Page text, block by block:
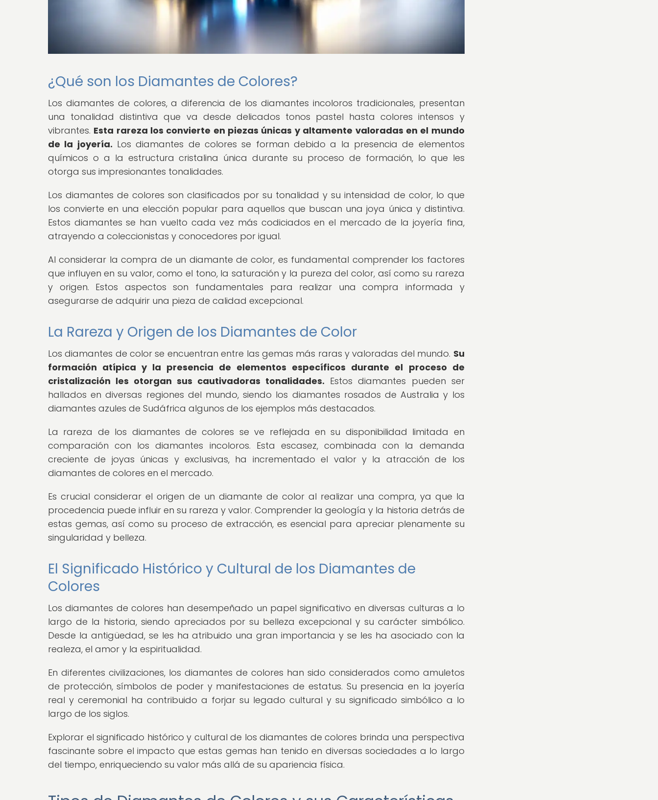
¿Qué son los Diamantes de Colores?
Los diamantes de colores, a diferencia de los diamantes incoloros tradicionales, presentan
una tonalidad distintiva que va desde delicados tonos pastel hasta colores intensos y
vibrantes. Esta rareza los convierte en piezas únicas y altamente valoradas en el mundo
de la joyería. Los diamantes de colores se forman debido a la presencia de elementos
químicos o a la estructura cristalina única durante su proceso de formación, lo que les
otorga sus impresionantes tonalidades.
Los diamantes de colores son clasificados por su tonalidad y su intensidad de color, lo que
los convierte en una elección popular para aquellos que buscan una joya única y distintiva.
Estos diamantes se han vuelto cada vez más codiciados en el mercado de la joyería fina,
atrayendo a coleccionistas y conocedores por igual.
Al considerar la compra de un diamante de color, es fundamental comprender los factores
que influyen en su valor, como el tono, la saturación y la pureza del color, así como su rareza
y origen. Estos aspectos son fundamentales para realizar una compra informada y
asegurarse de adquirir una pieza de calidad excepcional.
La Rareza y Origen de los Diamantes de Color
Los diamantes de color se encuentran entre las gemas más raras y valoradas del mundo. Su
formación atípica y la presencia de elementos específicos durante el proceso de
cristalización les otorgan sus cautivadoras tonalidades. Estos diamantes pueden ser
hallados en diversas regiones del mundo, siendo los diamantes rosados de Australia y los
diamantes azules de Sudáfrica algunos de los ejemplos más destacados.
La rareza de los diamantes de colores se ve reflejada en su disponibilidad limitada en
comparación con los diamantes incoloros. Esta escasez, combinada con la demanda
creciente de joyas únicas y exclusivas, ha incrementado el valor y la atracción de los
diamantes de colores en el mercado.
Es crucial considerar el origen de un diamante de color al realizar una compra, ya que la
procedencia puede influir en su rareza y valor. Comprender la geología y la historia detrás de
estas gemas, así como su proceso de extracción, es esencial para apreciar plenamente su
singularidad y belleza.
El Significado Histórico y Cultural de los Diamantes de
Colores
Los diamantes de colores han desempeñado un papel significativo en diversas culturas a lo
largo de la historia, siendo apreciados por su belleza excepcional y su carácter simbólico.
Desde la antigüedad, se les ha atribuido una gran importancia y se les ha asociado con la
realeza, el amor y la espiritualidad.
En diferentes civilizaciones, los diamantes de colores han sido considerados como amuletos
de protección, símbolos de poder y manifestaciones de estatus. Su presencia en la joyería
real y ceremonial ha contribuido a forjar su legado cultural y su significado simbólico a lo
largo de los siglos.
Explorar el significado histórico y cultural de los diamantes de colores brinda una perspectiva
fascinante sobre el impacto que estas gemas han tenido en diversas sociedades a lo largo
del tiempo, enriqueciendo su valor más allá de su apariencia física.